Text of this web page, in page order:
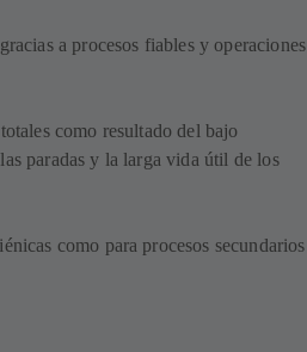
a procesos fiables y operaciones
como resultado del bajo
paradas y la larga vida útil de los
como para procesos secundarios